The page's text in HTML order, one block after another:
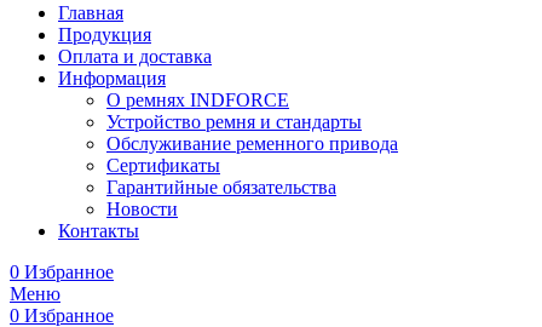
Главная
Продукция
Оплата и доставка
Информация
О ремнях INDFORCE
Устройство ремня и стандарты
Обслуживание ременного привода
Сертификаты
Гарантийные обязательства
Новости
Контакты
0 Избранное
Меню
0 Избранное